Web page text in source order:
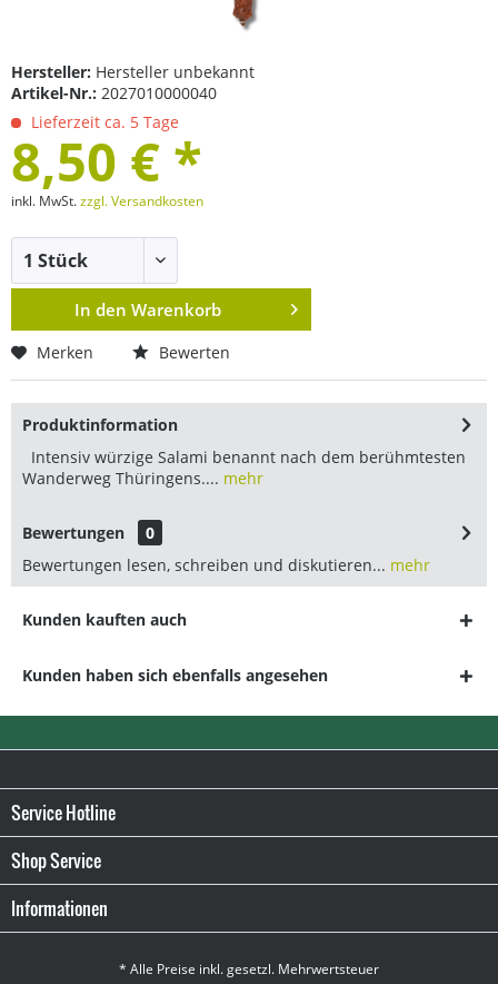
Hersteller: Hersteller unbekannt
Artikel-Nr.: 2027010000040
Lieferzeit ca. 5 Tage
8,50 € *
inkl. MwSt.zzgl. Versandkosten
In den Warenkorb
Merken Bewerten
Produktinformation
Intensiv würzige Salami benannt nach dem berühmtesten
Wanderweg Thüringens.... mehr
Bewertungen
0
Bewertungen lesen, schreiben und diskutieren... mehr
Kunden kauften auch
Kunden haben sich ebenfalls angesehen
Service Hotline
Shop Service
Informationen
* Alle Preise inkl. gesetzl. Mehrwertsteuer